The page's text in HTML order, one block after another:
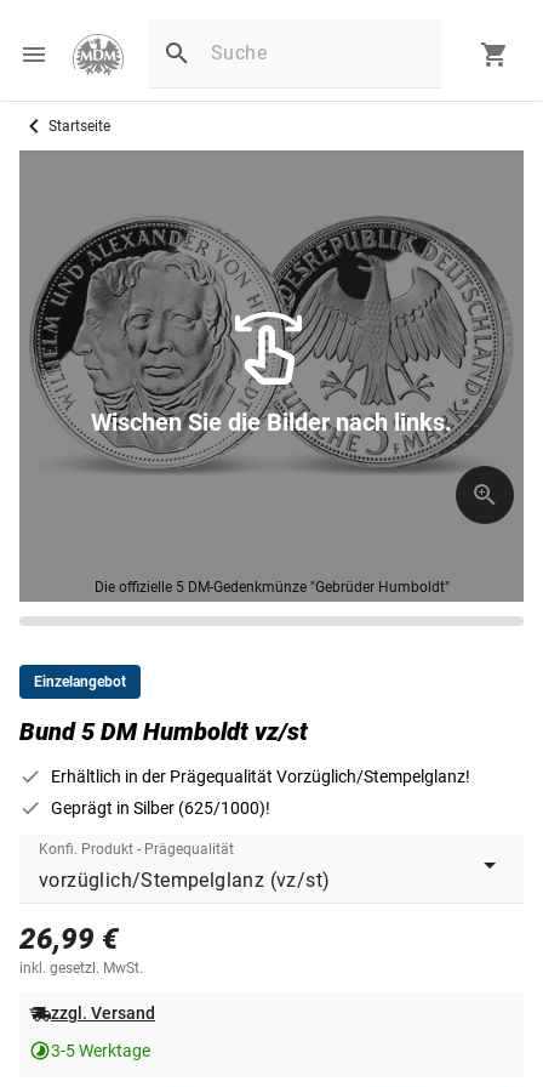
Startseite
Die offizielle 5 DM-Gedenkmünze "Gebrüder Humboldt"
Wischen Sie die Bilder nach links.
Einzelangebot
Bund 5 DM Humboldt vz/st
Erhältlich in der Prägequalität Vorzüglich/Stempelglanz!
Geprägt in Silber (625/1000)!
Konfi. Produkt - Prägequalität
26,99 €
inkl. gesetzl. MwSt.
zzgl. Versand
3-5 Werktage